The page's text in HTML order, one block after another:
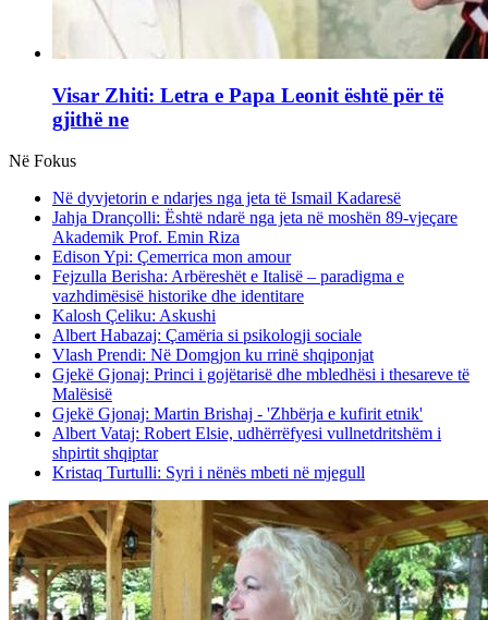
Visar Zhiti: Letra e Papa Leonit është për të
gjithë ne
Në Fokus
Në dyvjetorin e ndarjes nga jeta të Ismail Kadaresë
Jahja Drançolli: Është ndarë nga jeta në moshën 89-vjeçare
Akademik Prof. Emin Riza
Edison Ypi: Çemerrica mon amour
Fejzulla Berisha: Arbëreshët e Italisë – paradigma e
vazhdimësisë historike dhe identitare
Kalosh Çeliku: Askushi
Albert Habazaj: Çamëria si psikologji sociale
Vlash Prendi: Në Domgjon ku rrinë shqiponjat
Gjekë Gjonaj: Princi i gojëtarisë dhe mbledhësi i thesareve të
Malësisë
Gjekë Gjonaj: Martin Brishaj - 'Zhbërja e kufirit etnik'
Albert Vataj: Robert Elsie, udhërrëfyesi vullnetdritshëm i
shpirtit shqiptar
Kristaq Turtulli: Syri i nënës mbeti në mjegull